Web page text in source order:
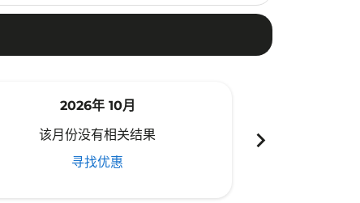
2026年 10月
该月份没有相关结果
寻找优惠
chevron_right